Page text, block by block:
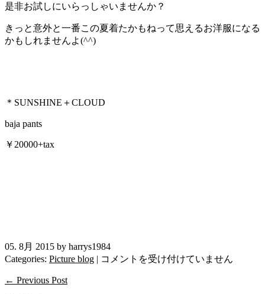
是非お試しにいらっしゃいませんか？
きっと意外と一番この夏着たかもねって思えるお洋服になる
かもしれませんよ(^^)
＊SUNSHINE＋CLOUD
baja pants
￥20000+tax
05. 8月 2015 by harrys1984
Categories: Picture blog | さ
コメントを受け付けていません
← Previous Post